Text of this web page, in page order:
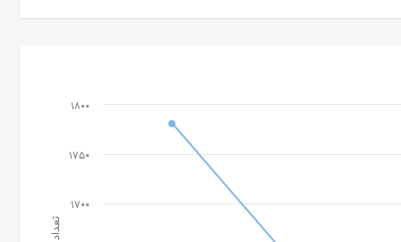
تعداد
1700
1750
1800